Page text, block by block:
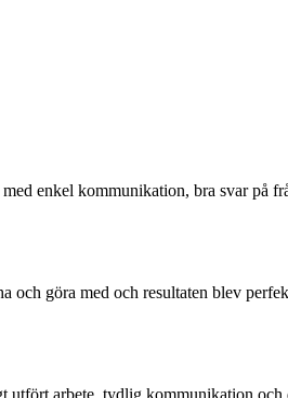
enkel kommunikation, bra svar på
göra med och resultaten blev
arbete, tydlig kommunikation och